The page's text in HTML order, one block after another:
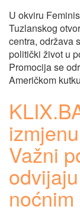
U okviru
Tuzlanskog
centra, održava
politički život u
Promocija se
Američkom
Važni